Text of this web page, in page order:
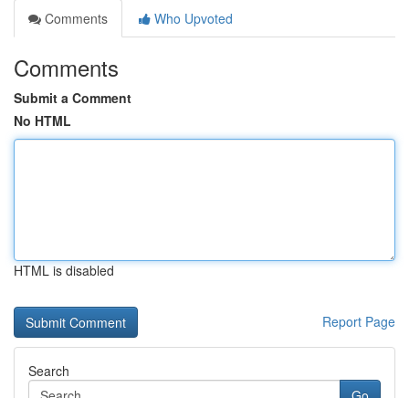
Comments
Who Upvoted
Comments
Submit a Comment
No HTML
HTML is disabled
Report Page
Search